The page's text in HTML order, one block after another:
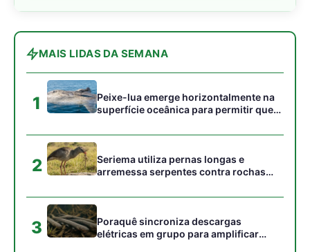
MAIS LIDAS DA SEMANA
1
Peixe-lua emerge horizontalmente na
superfície oceânica para permitir que
acumulados em sua pele
2
Seriema utiliza pernas longas e
arremessa serpentes contra rochas
campos
3
Poraquê sincroniza descargas
elétricas em grupo para amplificar